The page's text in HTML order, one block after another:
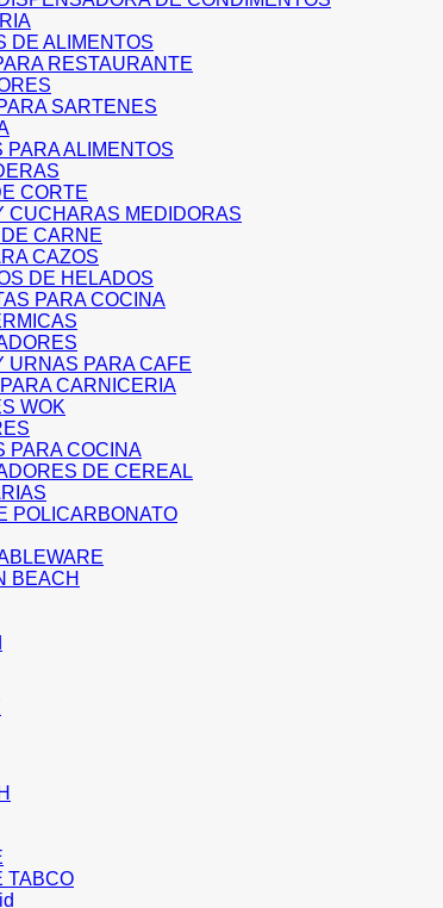
DE ALIMENTOS
RESTAURANTE
SARTENES
PARA ALIMENTOS
CORTE
CUCHARAS MEDIDORAS
CARNE
CAZOS
DE HELADOS
PARA COCINA
URNAS PARA CAFE
CARNICERIA
WOK
PARA COCINA
DE CEREAL
POLICARBONATO
BEACH
TABCO